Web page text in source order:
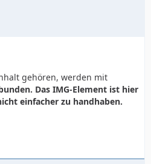
repeat;
gehören, werden mit
Das IMG-Element ist hier
einfacher zu handhaben.